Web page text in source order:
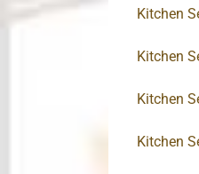
Kitchen
Kitchen
Kitchen
Kitchen